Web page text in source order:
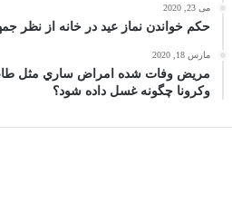
می 23, 2020
حكم خواندن نماز عيد در خانه از نظر
مارس 18, 2020
مریض وفات شده امراض ساري مثل
وكرونا چگونه غسل داده شود؟